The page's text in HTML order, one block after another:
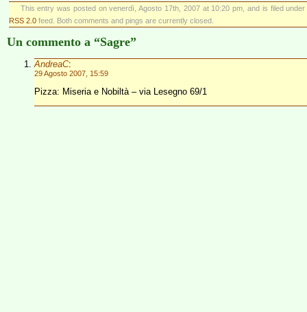
This entry was posted on venerdì, Agosto 17th, 2007 at 10:20 pm, and is filed
RSS 2.0 feed. Both comments and pings are currently closed.
Un commento a “Sagre”
AndreaC:
29 Agosto 2007, 15:59
Pizza: Miseria e Nobiltà – via Lesegno 69/1